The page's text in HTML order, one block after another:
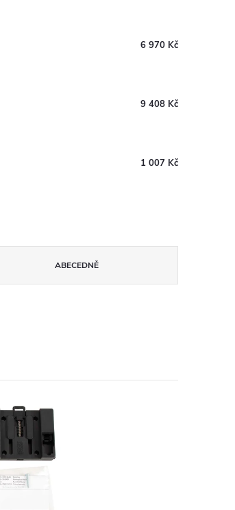
6 970 Kč
9 408 Kč
1 007 Kč
ABECEDNĚ